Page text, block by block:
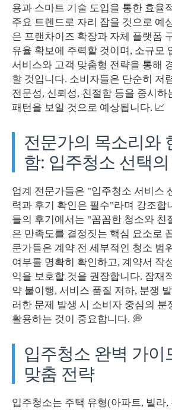
용과 스마트 기술 도입을 통한 효율
주요 트렌드로 자리 잡을 것으로 예
은 프랜차이즈 확장과 자체 플랫폼
유율 확보에 주력할 것이며, 소규모
서비스와 고객 맞춤형 전략을 통해
할 것입니다. 소비자들은 단순히 저
전문성, 신뢰성, 친절함 등을 중시하
패턴을 보일 것으로 예상됩니다. 📈
전문가의 목소리와
함: 입주청소 선택
업계 전문가들은 "입주청소 서비스
력과 후기 확인은 필수"라며 강조합
들의 후기에서는 "꼼꼼한 청소와 친
은 만족도를 결정짓는 핵심 요소로
문가들은 계약 전 세부적인 청소 범
여부를 명확히 확인하고, 계약서 작
익을 보호할 것을 권장합니다. 잠재
약 불이행, 서비스 품질 저하, 분쟁
러한 문제 발생 시 소비자 중심의 분
활용하는 것이 중요합니다. 💭
입주청소 완벽 가이
맞춤 전략
입주청소는 주택 유형(아파트, 빌라,